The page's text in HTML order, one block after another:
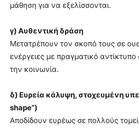
μάθηση για να εξελίσσονται.
γ) Αυθεντική δράση
Μετατρέπουν τον σκοπό τους σε
ενέργειες με πραγματικό
την κοινωνία.
δ) Ευρεία κάλυψη, στοχευμένη
shape”)
Αποδίδουν ευρέως σε πολλούς